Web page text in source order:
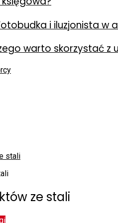
i iluzjonista w
warto skorzystać z
stali
ze stali